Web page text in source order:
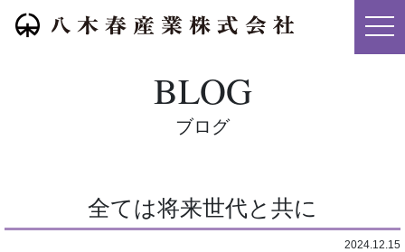
メニ
BLOG
ブログ
全ては将来世代と共に
2024.12.15